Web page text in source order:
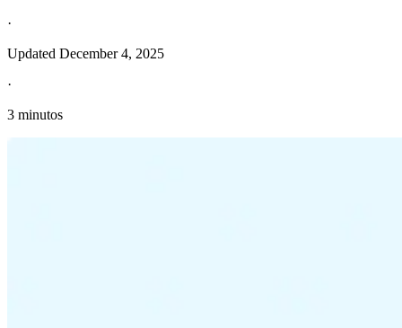
·
Updated December 4, 2025
·
3 minutos